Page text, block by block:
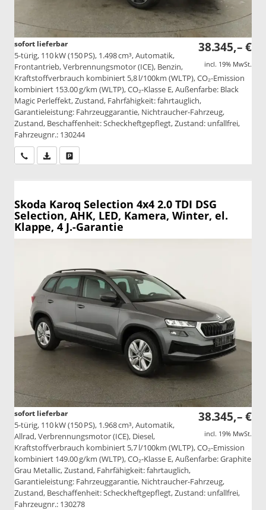
38.345,– €
incl. 19% MwSt.
sofort lieferbar
5-türig, 110 kW (150 PS), 1.498 cm³, Automatik,
Frontantrieb, Verbrennungsmotor (ICE), Benzin,
Kraftstoffverbrauch kombiniert 5,8 l/100km (WLTP), CO₂-Emission
kombiniert 153.00 g/km (WLTP), CO₂-Klasse E, Außenfarbe: Black
Magic Perleffekt, Zustand, Fahrfähigkeit: fahrtauglich,
Garantieleistung: Fahrzeuggarantie, Nichtraucher-Fahrzeug,
Zustand, Beschaffenheit: Scheckheftgepflegt, Zustand: unfallfrei,
Fahrzeugnr.: 130244
Wir rufen Sie anPDF-Datei, Fahrzeugexposé drucken
Skoda Karoq Selection 4x4 2.0 TDI DSG
Selection, AHK, LED, Kamera, Winter, el.
Klappe, 4 J.-Garantie
38.345,– €
incl. 19% MwSt.
sofort lieferbar
5-türig, 110 kW (150 PS), 1.968 cm³, Automatik,
Allrad, Verbrennungsmotor (ICE), Diesel,
Kraftstoffverbrauch kombiniert 5,7 l/100km (WLTP), CO₂-Emission
kombiniert 149.00 g/km (WLTP), CO₂-Klasse E, Außenfarbe: Graphite
Grau Metallic, Zustand, Fahrfähigkeit: fahrtauglich,
Garantieleistung: Fahrzeuggarantie, Nichtraucher-Fahrzeug,
Zustand, Beschaffenheit: Scheckheftgepflegt, Zustand: unfallfrei,
Fahrzeugnr.: 130278